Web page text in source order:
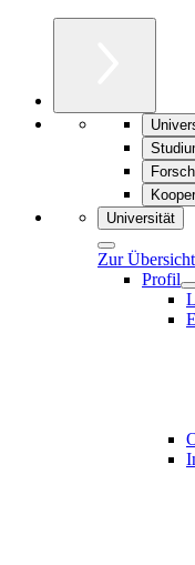
Universität
Zur
Profil